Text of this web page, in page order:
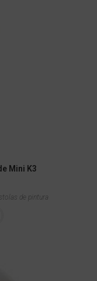
Mini K3
de pintura